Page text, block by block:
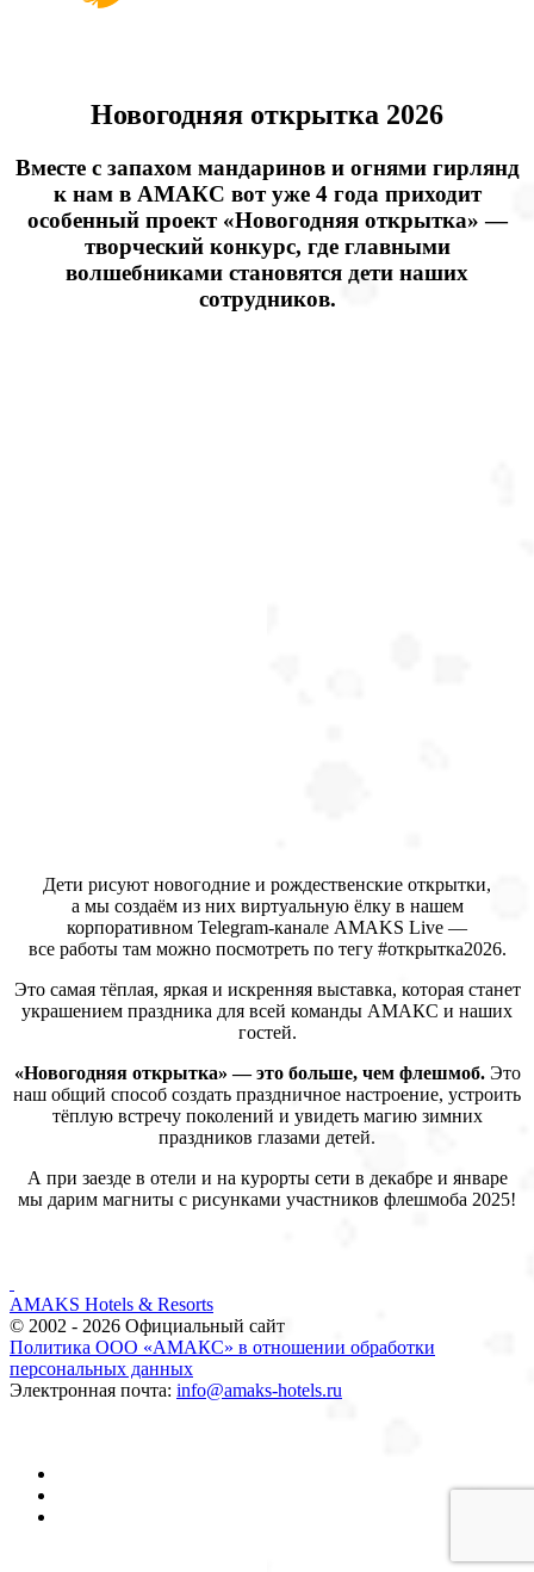
Новогодняя открытка 2026
Вместе с запахом мандаринов и огнями гирлянд
к нам в АМАКС вот уже 4 года приходит
особенный проект «Новогодняя открытка» —
творческий конкурс, где главными
волшебниками становятся дети наших
сотрудников.
Дети рисуют новогодние и рождественские открытки,
а мы создаём из них виртуальную ёлку в нашем
корпоративном Telegram-канале AMAKS Live —
все работы там можно посмотреть по тегу #открытка2026.
Это самая тёплая, яркая и искренняя выставка, которая станет
украшением праздника для всей команды АМАКС и наших
гостей.
«Новогодняя открытка» — это больше, чем флешмоб.Это
наш общий способ создать праздничное настроение, устроить
тёплую встречу поколений и увидеть магию зимних
праздников глазами детей.
А при заезде в отели и на курорты сети в декабре и январе
мы дарим магниты с рисунками участников флешмоба 2025!
AMAKS Hotels & Resorts
© 2002 - 2026 Официальный сайт
Политика ООО «АМАКС» в отношении обработки
персональных данных
Электронная почта: info@amaks-hotels.ru